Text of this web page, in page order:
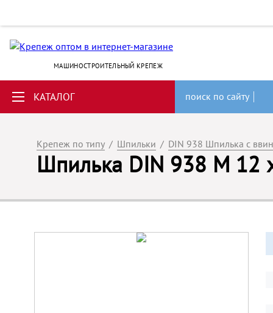
МАШИНОСТРОИТЕЛЬНЫЙ КРЕПЕЖ
КАТАЛОГ поиск по сайту
Крепеж по типу / Шпильки / DIN 938 Шпилька с
Шпилька DIN 938 M 12